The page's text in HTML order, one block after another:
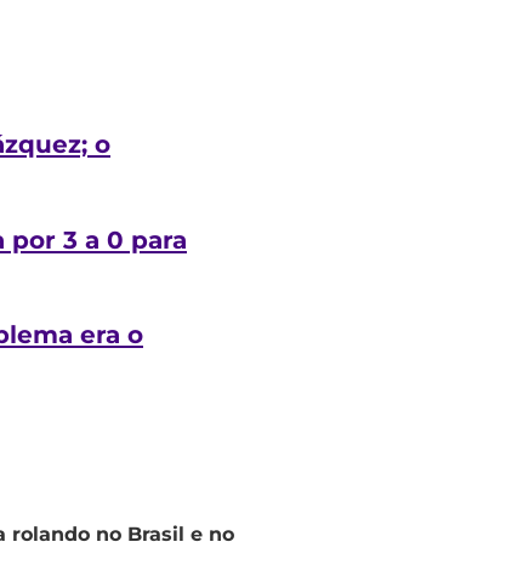
o
3 a 0 para
era o
rolando no Brasil e no